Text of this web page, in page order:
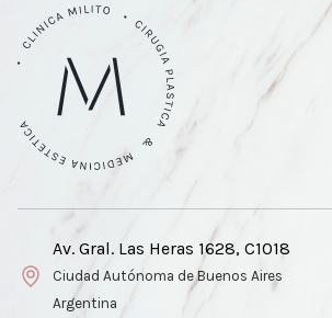
Av. Gral. Las Heras 1628, C1018
Ciudad Autónoma de Buenos Aires
Argentina